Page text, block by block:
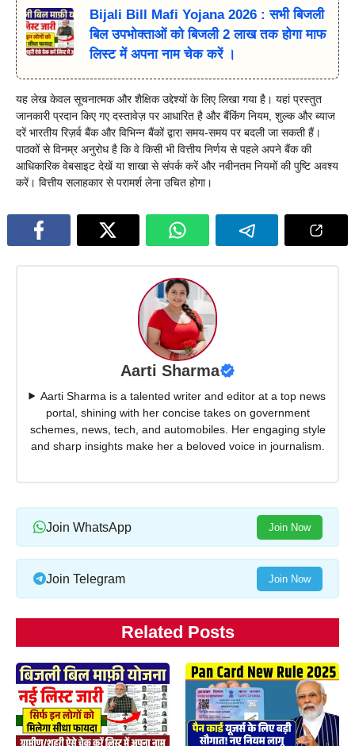
Bijali Bill Mafi Yojana 2026 : सभी बिजली
बिल उपभोक्ताओं को बिजली 2 लाख तक होगा माफ
लिस्ट में अपना नाम चेक करें ।
यह लेख केवल सूचनात्मक और शैक्षिक उद्देश्यों के लिए लिखा गया है। यहां प्रस्तुत
जानकारी प्रदान किए गए दस्तावेज़ पर आधारित है और बैंकिंग नियम, शुल्क और ब्याज
दरें भारतीय रिज़र्व बैंक और विभिन्न बैंकों द्वारा समय-समय पर बदली जा सकती हैं।
पाठकों से विनम्र अनुरोध है कि वे किसी भी वित्तीय निर्णय से पहले अपने बैंक की
आधिकारिक वेबसाइट देखें या शाखा से संपर्क करें और नवीनतम नियमों की पुष्टि अवश्य
करें। वित्तीय सलाहकार से परामर्श लेना उचित होगा।
Aarti Sharma
Aarti Sharma is a talented writer and editor at a top news
portal, shining with her concise takes on government
schemes, news, tech, and automobiles. Her engaging style
and sharp insights make her a beloved voice in journalism.
Join WhatsApp Join Now
Join Telegram Join Now
Related Posts